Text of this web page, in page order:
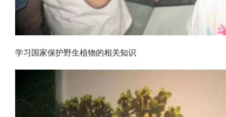
学习国家保护野生植物的相关知识